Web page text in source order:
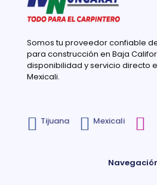
Somos tu proveedor confiable
para construcción en Baja
disponibilidad y servicio directo
Mexicali.
Tijuana Mexicali